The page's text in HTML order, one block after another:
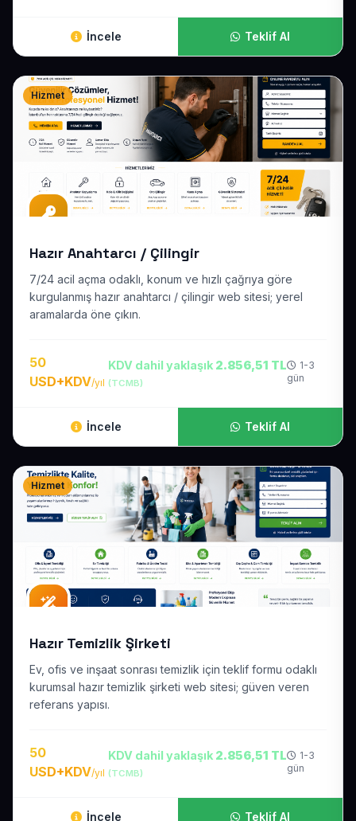
İncele Teklif Al
Hizmet
Hazır Anahtarcı / Çilingir
7/24 acil açma odaklı, konum ve hızlı çağrıya göre
kurgulanmış hazır anahtarcı / çilingir web sitesi; yerel
aramalarda öne çıkın.
50
USD+KDV/yıl
KDV dahil yaklaşık 2.856,51 TL
(TCMB)
1-3
gün
İncele Teklif Al
Hizmet
Hazır Temizlik Şirketi
Ev, ofis ve inşaat sonrası temizlik için teklif formu odaklı
kurumsal hazır temizlik şirketi web sitesi; güven veren
referans yapısı.
50
USD+KDV/yıl
KDV dahil yaklaşık 2.856,51 TL
(TCMB)
1-3
gün
İncele Teklif Al